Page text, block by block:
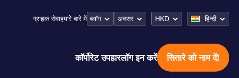
ग्राहक सेवाहमारे बारे में ब्लॉग अवसर HKD हिन्दी
कॉर्पोरेट उपहारलॉग इन करें सितारे को नाम दें!